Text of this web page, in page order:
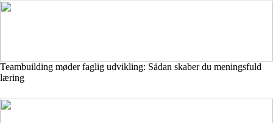
Teambuilding møder faglig udvikling: Sådan skaber du meningsfuld
læring